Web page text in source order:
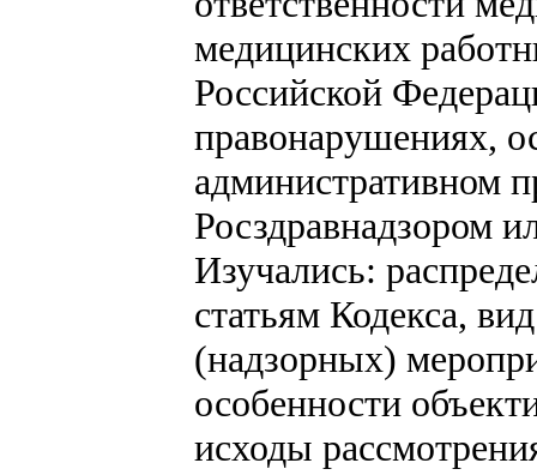
медицинских
Российской
правонарушениях,
административном
Росздравнадзором
Изучались:
статьям Кодекса,
(надзорных)
особенности
исходы